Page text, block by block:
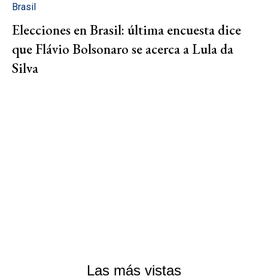
Brasil
Elecciones en Brasil: última encuesta dice
que Flávio Bolsonaro se acerca a Lula da
Silva
Las más vistas